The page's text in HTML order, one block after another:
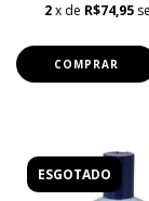
2x de R$74,95
ESGOTADO